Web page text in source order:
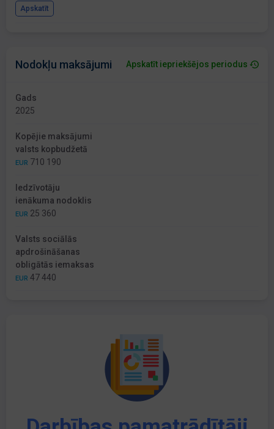
Apskatīt
Nodokļu maksājumi Apskatīt iepriekšējos periodus
Gads
2025
Kopējie maksājumi
valsts kopbudžetā
EUR 710 190
Iedzīvotāju
ienākuma nodoklis
EUR 25 360
Valsts sociālās
apdrošināšanas
obligātās iemaksas
EUR 47 440